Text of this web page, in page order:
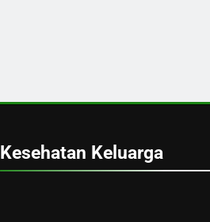
Kesehatan Keluarga